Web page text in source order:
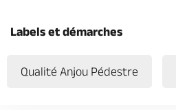
Labels et démarches
Qualité Anjou Pédestre